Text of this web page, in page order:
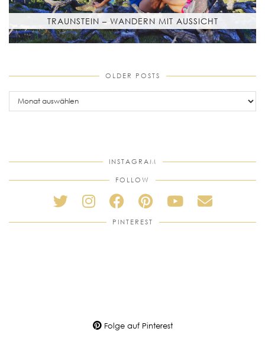
TRAUNSTEIN – WANDERN MIT AUSSICHT
OLDER POSTS
older
posts
INSTAGRAM
FOLLOW
PINTEREST
Folge auf Pinterest